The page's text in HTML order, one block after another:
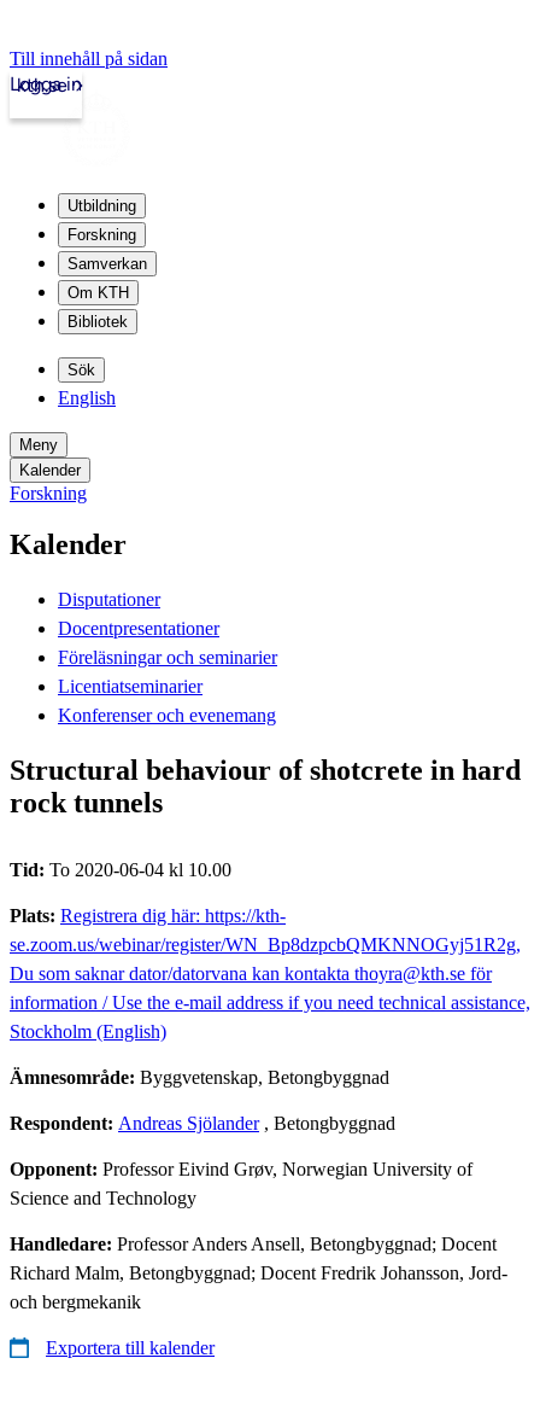
Till innehåll på sidan
kth.se
Logga in
Utbildning
Forskning
Samverkan
Om KTH
Bibliotek
Sök
English
Meny
Kalender
Forskning
Kalender
Disputationer
Docentpresentationer
Föreläsningar och seminarier
Licentiatseminarier
Konferenser och evenemang
Structural behaviour of shotcrete in hard
rock tunnels
Tid: To 2020-06-04 kl 10.00
Plats: Registrera dig här: https://kth-
se.zoom.us/webinar/register/WN_Bp8dzpcbQMKNNOGyj51R2g,
Du som saknar dator/datorvana kan kontakta thoyra@kth.se för
information / Use the e-mail address if you need technical assistance,
Stockholm (English)
Ämnesområde: Byggvetenskap, Betongbyggnad
Respondent: Andreas Sjölander, Betongbyggnad
Opponent: Professor Eivind Grøv, Norwegian University of
Science and Technology
Handledare: Professor Anders Ansell, Betongbyggnad; Docent
Richard Malm, Betongbyggnad; Docent Fredrik Johansson, Jord-
och bergmekanik
Exportera till kalender